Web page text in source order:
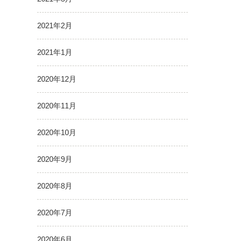
2021年2月
2021年1月
2020年12月
2020年11月
2020年10月
2020年9月
2020年8月
2020年7月
2020年6月